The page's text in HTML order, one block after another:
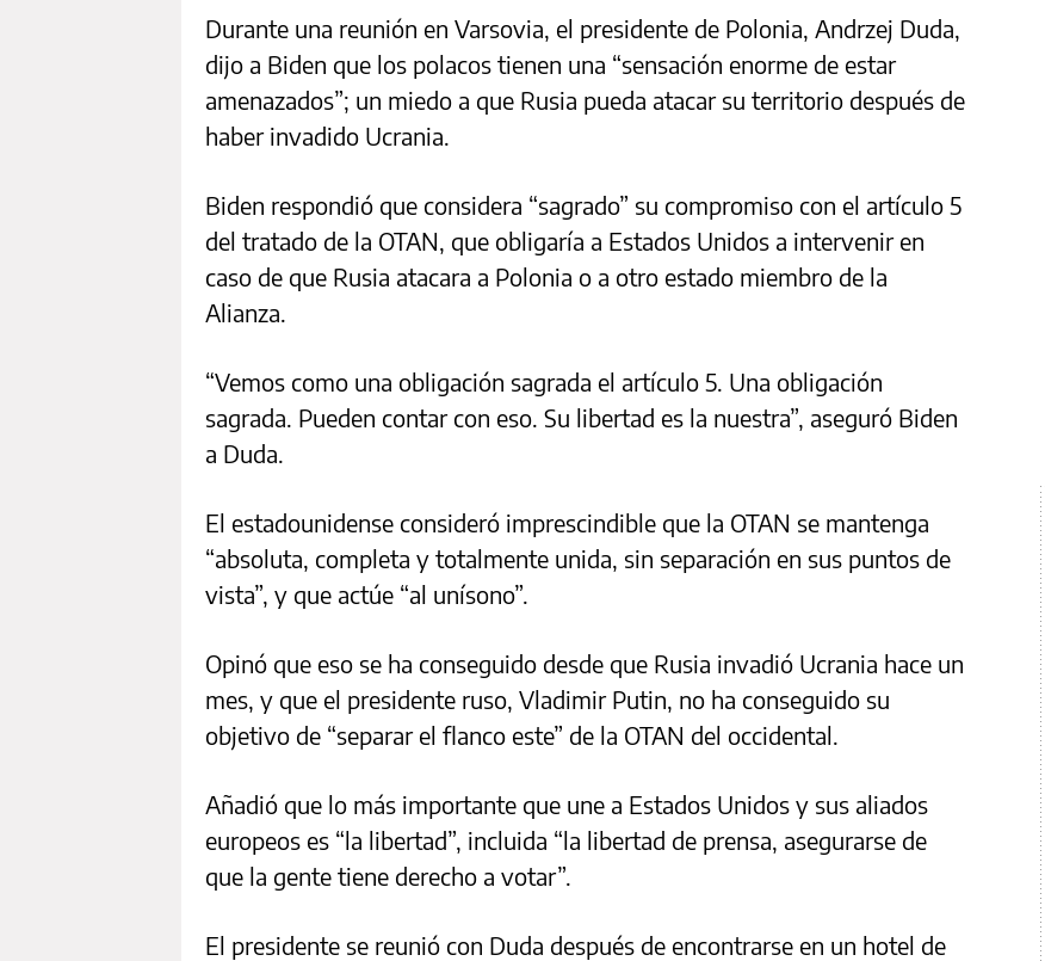
Durante una reunión en Varsovia, el presidente de Polonia, Andrzej Duda,
dijo a Biden que los polacos tienen una “sensación enorme de estar
amenazados”; un miedo a que Rusia pueda atacar su territorio después de
haber invadido Ucrania.
Biden respondió que considera “sagrado” su compromiso con el artículo 5
del tratado de la OTAN, que obligaría a Estados Unidos a intervenir en
caso de que Rusia atacara a Polonia o a otro estado miembro de la
Alianza.
“Vemos como una obligación sagrada el artículo 5. Una obligación
sagrada. Pueden contar con eso. Su libertad es la nuestra”, aseguró Biden
a Duda.
El estadounidense consideró imprescindible que la OTAN se mantenga
“absoluta, completa y totalmente unida, sin separación en sus puntos de
vista”, y que actúe “al unísono”.
Opinó que eso se ha conseguido desde que Rusia invadió Ucrania hace un
mes, y que el presidente ruso, Vladimir Putin, no ha conseguido su
objetivo de “separar el flanco este” de la OTAN del occidental.
Añadió que lo más importante que une a Estados Unidos y sus aliados
europeos es “la libertad”, incluida “la libertad de prensa, asegurarse de
que la gente tiene derecho a votar”.
El presidente se reunió con Duda después de encontrarse en un hotel de